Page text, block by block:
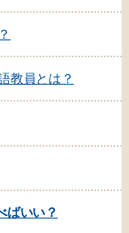
教員とは？
ばいい？